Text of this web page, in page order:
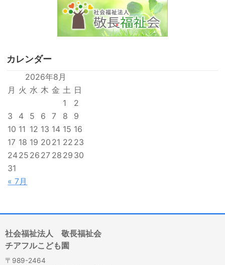
カレンダー
2026年8月
月 火 水 木 金 土 日
« 7月
1
2
3
4 5 6 7 8
9
10 11 12 13 14 15 16
17 18 19 20 21 22 23
2425 26 27 28 29 30
31
社会福祉法人 敬長福祉会
チアフルこども園
〒989-2464